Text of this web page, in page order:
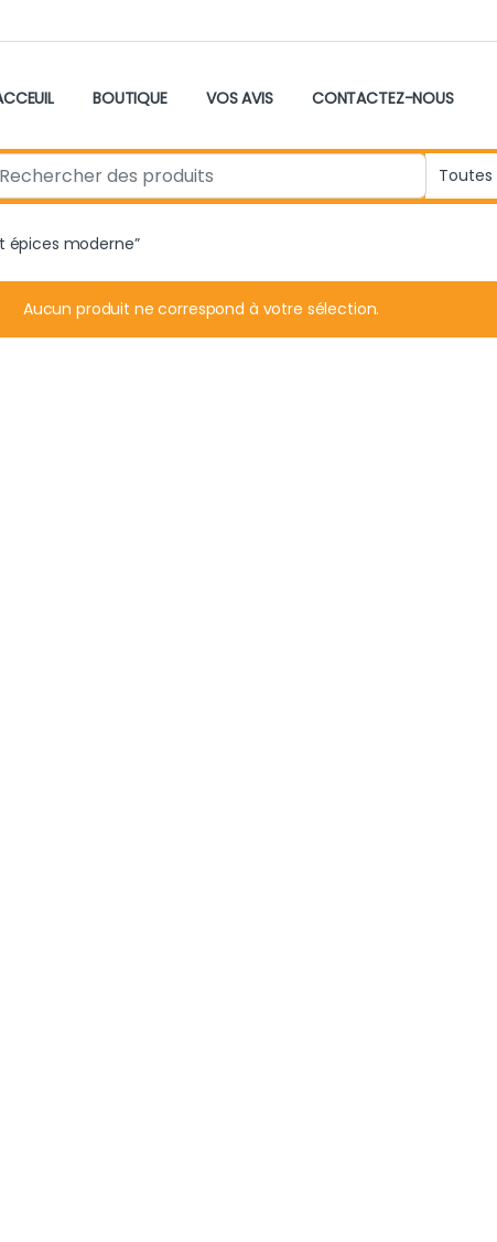
BOUTIQUE VOS AVIS CONTACTEZ-NOUS
for:
épices moderne”
Aucun produit ne correspond à votre sélection.